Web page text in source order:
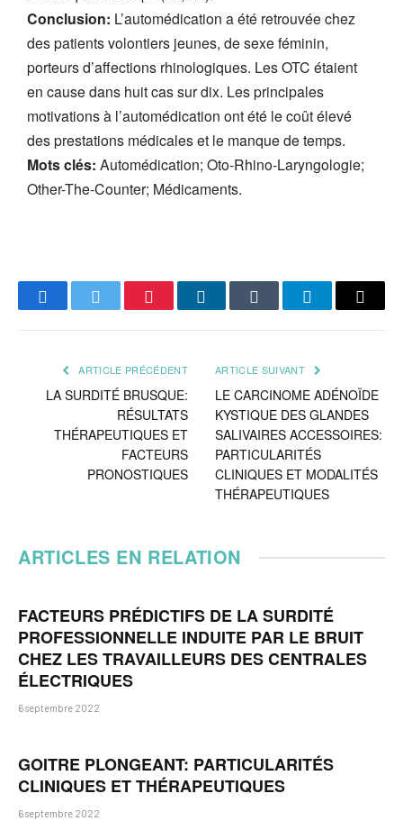
Conclusion: L’automédication a été retrouvée chez
des patients volontiers jeunes, de sexe féminin,
porteurs d’affections rhinologiques. Les OTC étaient
en cause dans huit cas sur dix. Les principales
motivations à l’automédication ont été le coût élevé
des prestations médicales et le manque de temps.
Mots clés: Automédication; Oto-Rhino-Laryngologie;
Other-The-Counter; Médicaments.
FacebookTwitter PinterestLinkedInTumblrTelegramEmail
ARTICLE PRÉCÉDENT
LA SURDITÉ BRUSQUE:
RÉSULTATS
THÉRAPEUTIQUES ET
FACTEURS
PRONOSTIQUES
ARTICLE SUIVANT
LE CARCINOME ADÉNOÏDE
KYSTIQUE DES GLANDES
SALIVAIRES ACCESSOIRES:
PARTICULARITÉS
CLINIQUES ET MODALITÉS
THÉRAPEUTIQUES
ARTICLES EN RELATION
FACTEURS PRÉDICTIFS DE LA SURDITÉ
PROFESSIONNELLE INDUITE PAR LE BRUIT
CHEZ LES TRAVAILLEURS DES CENTRALES
ÉLECTRIQUES
6 septembre 2022
GOITRE PLONGEANT: PARTICULARITÉS
CLINIQUES ET THÉRAPEUTIQUES
6 septembre 2022